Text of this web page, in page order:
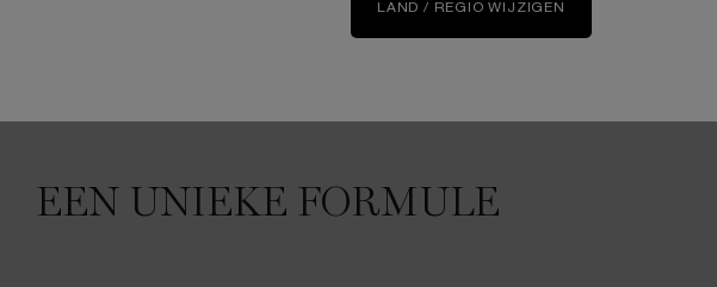
EEN UNIEKE FORMULE
LAND / REGIO WIJZIGEN